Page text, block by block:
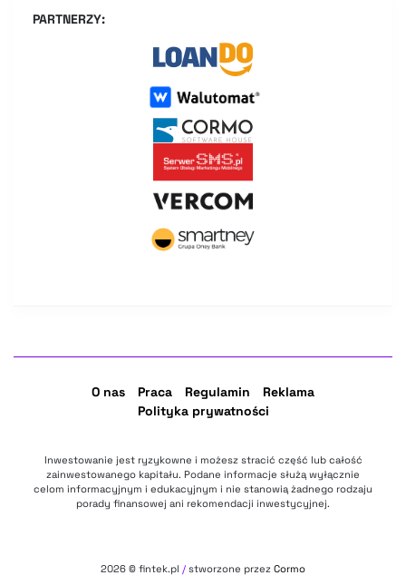
PARTNERZY:
O nas Praca Regulamin
Reklama
Polityka prywatności
Inwestowanie jest ryzykowne i możesz stracić część lub całość
zainwestowanego kapitału. Podane informacje służą wyłącznie
celom informacyjnym i edukacyjnym i nie stanowią żadnego rodzaju
porady finansowej ani rekomendacji inwestycyjnej.
2026 © fintek.pl / stworzone przez Cormo